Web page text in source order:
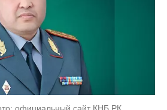
официальный сайт КНБ РК